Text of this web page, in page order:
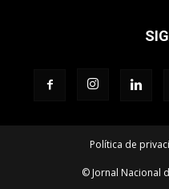
Política de
© Jornal Nacional